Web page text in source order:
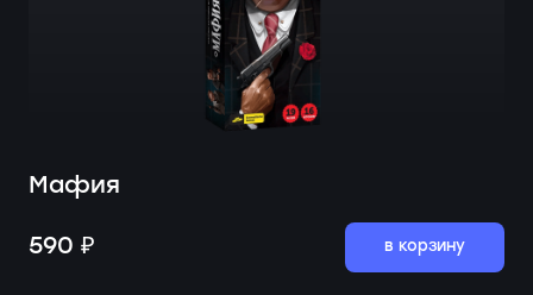
Мафия
590 ₽
в корзину